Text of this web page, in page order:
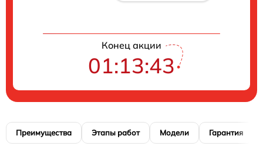
Конец акции
01:13:42
Преимущества Этапы работ Модели Гарантия